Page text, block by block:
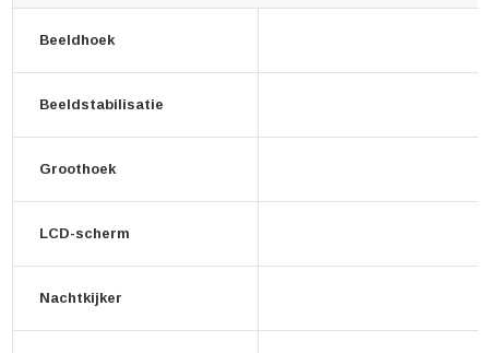
Beeldhoek
Beeldstabilisatie
Groothoek
LCD-scherm
Nachtkijker